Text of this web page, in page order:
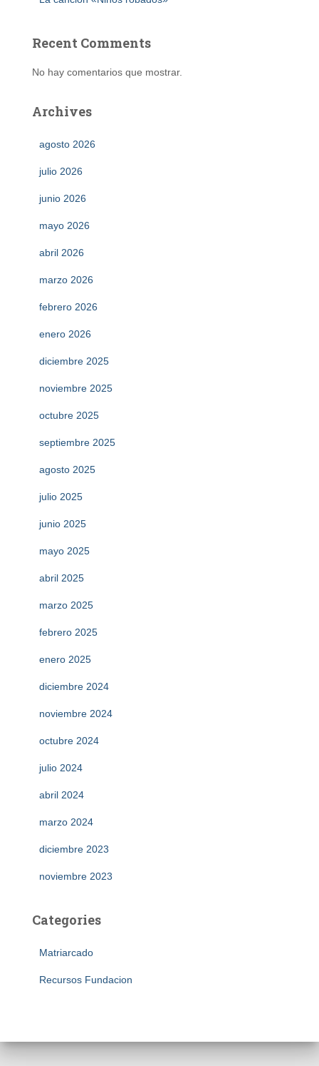
Recent Comments
No hay comentarios que mostrar.
Archives
agosto 2026
julio 2026
junio 2026
mayo 2026
abril 2026
marzo 2026
febrero 2026
enero 2026
diciembre 2025
noviembre 2025
octubre 2025
septiembre 2025
agosto 2025
julio 2025
junio 2025
mayo 2025
abril 2025
marzo 2025
febrero 2025
enero 2025
diciembre 2024
noviembre 2024
octubre 2024
julio 2024
abril 2024
marzo 2024
diciembre 2023
noviembre 2023
Categories
Matriarcado
Recursos Fundacion